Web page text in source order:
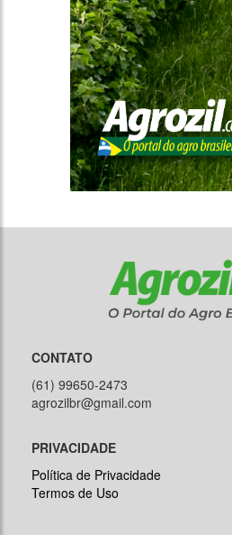
CONTATO
(61) 99650-2473
agrozilbr@gmail.com
PRIVACIDADE
Política de Privacidade
Termos de Uso